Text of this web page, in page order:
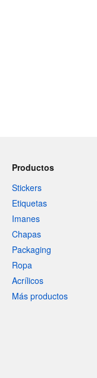
Productos
Stickers
Etiquetas
Imanes
Chapas
Packaging
Ropa
Acrílicos
Más productos